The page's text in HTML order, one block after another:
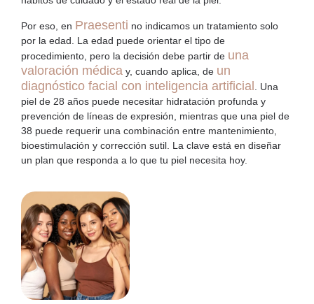
Por eso, en Praesenti no indicamos un tratamiento solo
por la edad. La edad puede orientar el tipo de
procedimiento, pero la decisión debe partir de una
valoración médica y, cuando aplica, de un
diagnóstico facial con inteligencia artificial . Una
piel de 28 años puede necesitar hidratación profunda y
prevención de líneas de expresión, mientras que una piel de
38 puede requerir una combinación entre mantenimiento,
bioestimulación y corrección sutil. La clave está en diseñar
un plan que responda a lo que tu piel necesita hoy.